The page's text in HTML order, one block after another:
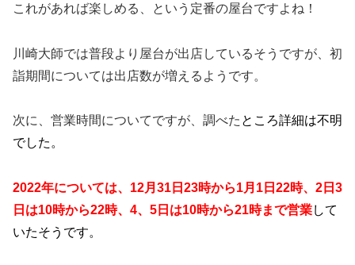
これがあれば楽しめる、という定番の屋台ですよね！
川崎大師では普段より屋台が出店しているそうですが、初
詣期間については出店数が増えるようです。
次に、営業時間についてですが、調べた ところ詳細は不明
でした。
2022年については、12月31日23時から1月1日22時、2日3
日は10時から22時、4、5日は10時から21時まで営業して
いたそうです。